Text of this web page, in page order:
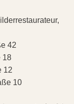
42
18
12
10